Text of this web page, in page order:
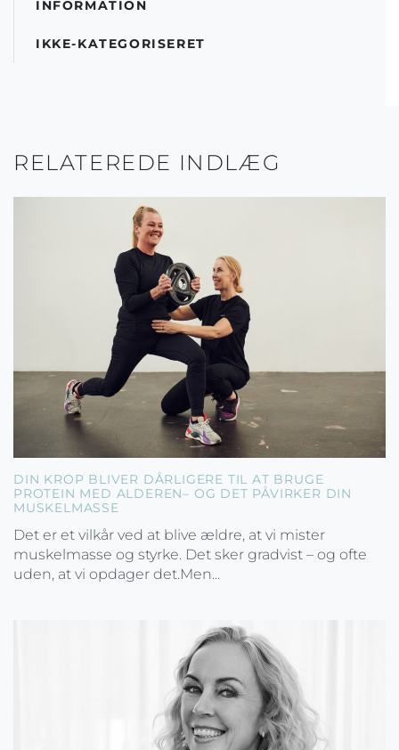
INFORMATION
IKKE-KATEGORISERET
RELATEREDE INDLÆG
DIN KROP BLIVER DÅRLIGERE TIL AT BRUGE
PROTEIN MED ALDEREN– OG DET PÅVIRKER DIN
MUSKELMASSE
Det er et vilkår ved at blive ældre, at vi mister
muskelmasse og styrke. Det sker gradvist – og ofte
uden, at vi opdager det.Men...